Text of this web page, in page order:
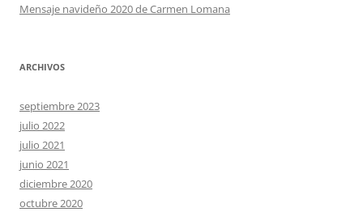
Mensaje navideño 2020 de Carmen Lomana
ARCHIVOS
septiembre 2023
julio 2022
julio 2021
junio 2021
diciembre 2020
octubre 2020